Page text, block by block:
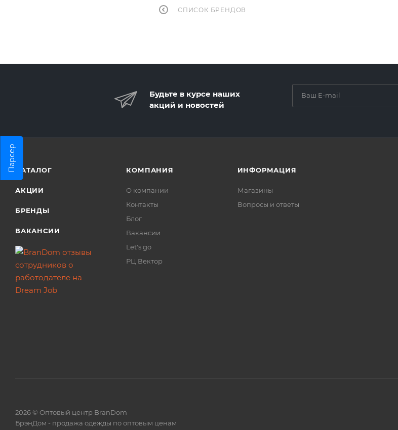
Парсер
СПИСОК БРЕНДОВ
Будьте в курсе наших
акций и новостей
КАТАЛОГ
АКЦИИ
БРЕНДЫ
ВАКАНСИИ
КОМПАНИЯ
О компании
Контакты
Блог
Вакансии
Let's go
РЦ Вектор
ИНФОРМАЦИЯ
Магазины
Вопросы и ответы
2026 © Оптовый центр BranDom
БрэнДом - продажа одежды по оптовым ценам